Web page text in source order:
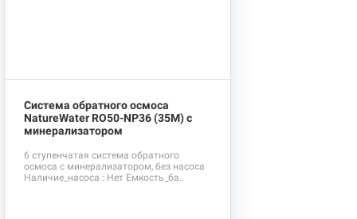
Система обратного осмоса
NatureWater RO50-NP36 (35М) с
минерализатором
6 ступенчатая система обратного
осмоса с минерализатором, без насоса
Наличие_насоса : Нет Емкость_ба..